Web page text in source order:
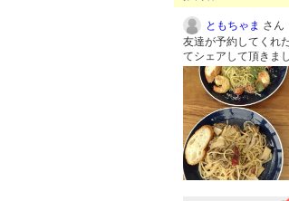
ともちゃま さん
友達が予約してくれ
てシェアして頂きま